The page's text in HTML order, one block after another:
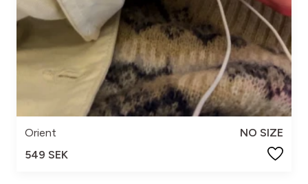
Orient
NO SIZE
549 SEK